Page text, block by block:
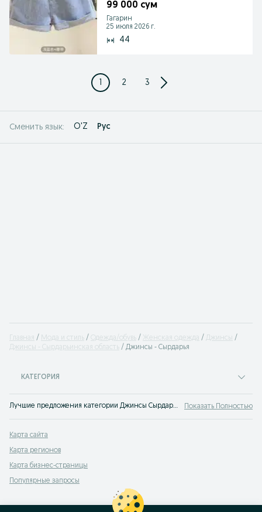
99 000 сум
Гагарин
25 июля 2026 г.
44
1 2 3
Сменить язык: O'Z Рус
Главная Мода и стиль Одежда/обувь Женская одежда
Джинсы
Джинсы - Сырдарьинская область
Джинсы - Сырдарья
КАТЕГОРИЯ
Лучшие предложения категории Джинсы Сырдарья. Большой выбор товаров и услуг по выгодным ценам на OLX! Множество предложений на OLX.uz! Показать Полностью
Карта сайта
Карта регионов
Карта бизнес-страницы
Популярные запросы